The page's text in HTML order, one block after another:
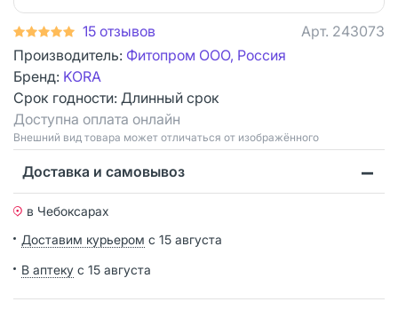
15 отзывов Арт. 243073
Производитель: Фитопром ООО, Россия
Бренд: KORA
Срок годности: Длинный срок
Доступна оплата онлайн
Bнешний вид товара может отличаться от изображённого
Доставка и самовывоз
в Чебоксарах
Доставим курьером с 15 августа
В аптеку с 15 августа